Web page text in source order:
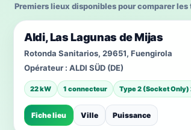
Premiers lieux disponibles pour comparer
Aldi, Las Lagunas de Mijas
Rotonda Sanitarios, 29651, Fuengirola
Opérateur : ALDI SÜD (DE)
22 kW 1 connecteur Type 2 (Socket Only)
Fiche lieu Ville Puissance